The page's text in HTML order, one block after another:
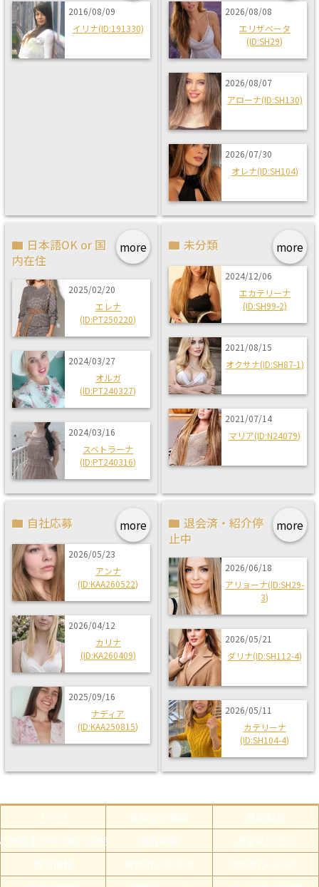
2016/08/09
イリナ(ID:191330)
2026/08/08
エリザベータ
(ID:SH29)
2026/08/07
アローナ(ID:SH130)
2026/07/30
オレナ(ID:SH104)
more
日本語OK or 国
内在住
2025/02/20
エレナ
(ID:PT250220)
2024/03/27
オルガ
(ID:PT240327)
2024/03/16
スベトラーナ
(ID:PT240316)
more
未分類
2024/12/06
エカテリーナ
(ID:SH99-2)
2021/08/15
オクサナ(ID:SH87-1)
2021/07/14
マリア(ID:N24079)
more
自社応募
2026/05/23
アンナ
(ID:KAA260522)
2026/04/12
カリナ
(ID:KA260409)
2025/09/16
ナディア
(ID:KAA250815)
more
退会済・紹介停
止中
2026/06/18
アリョーナ(ID:SH29-
3)
2026/05/21
ダリナ(ID:SH112-4)
2026/05/11
カテリーナ
(ID:SH104-4)
トップ 登録女性検索
費用料金
結婚までの手順・説明
成婚実績
運営あいさつ
婚活情報
男性用メルマガ
女性用メルマガ